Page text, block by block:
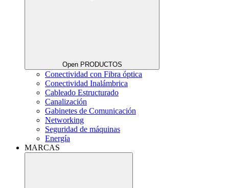
Open PRODUCTOS
Conectividad con Fibra óptica
Conectividad Inalámbrica
Cableado Estructurado
Canalización
Gabinetes de Comunicación
Networking
Seguridad de máquinas
Energía
MARCAS